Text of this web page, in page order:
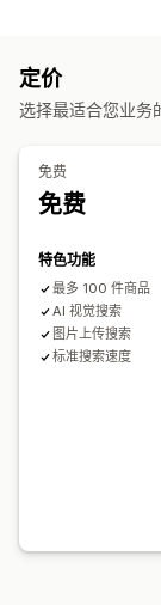
分析
AI 洞察 实时分析
定价
选择最适合您业务
免费
免费
特色功能
最多 100 件商品
AI 视觉搜索
图片上传搜索
标准搜索速度